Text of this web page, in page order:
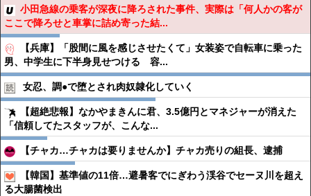
小田急線の乗客が深夜に降ろされた事件、実際は「何人かの客が
ここで降ろせと車掌に詰め寄った結...
【兵庫】「股間に風を感じさせたくて」女装姿で自転車に乗った
男、中学生に下半身見せつける 容...
女忍、調●︎で堕とされ肉奴隷化していく
【超絶悲報】なかやまきんに君、3.5億円とマネジャーが消えた
「信頼してたスタッフが、こんな...
【チャカ…チャカは要りませんか】チャカ売りの組長、逮捕
【韓国】基準値の11倍…避暑客でにぎわう渓谷でセーヌ川を超え
る大腸菌検出